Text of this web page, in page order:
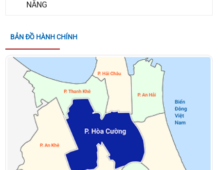
Phòng, chống thiên tai năm 2026
KẾ HOẠCH TỔ CHỨC CUỘC THI TRÌNH DIỄN LÂN -
SƯ - RỒNG HÒA CƯỜNG - ĐÀ NẴNG MỞ RỘNG NĂM
2026
QUYẾT ĐỊNH VỀ VIỆC CÔNG NHẬN CÁC SÁNG KIẾN
NGÀNH GIÁO DỤC VÀ ĐÀO TẠO PHƯỜNG NĂM HỌC
2025-2026 CỦA PHƯỜNG HÒA CƯỜNG
THÔNG BÁO ĐƯỜNG DÂY NÓNG PHỤC VỤ DIFF
BẢN ĐỒ HÀNH CHÍNH